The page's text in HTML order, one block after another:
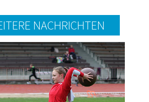
NACHRICHTEN